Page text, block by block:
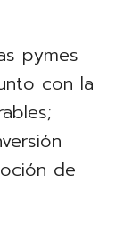
pymes
con la
de